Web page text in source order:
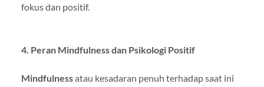
fokus dan positif.
4. Peran Mindfulness dan Psikologi Positif
Mindfulnessatau kesadaran penuh terhadap saat ini